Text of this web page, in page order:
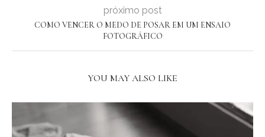
próximo post
COMO VENCER O MEDO DE POSAR EM UM ENSAIO
FOTOGRÁFICO
YOU MAY ALSO LIKE